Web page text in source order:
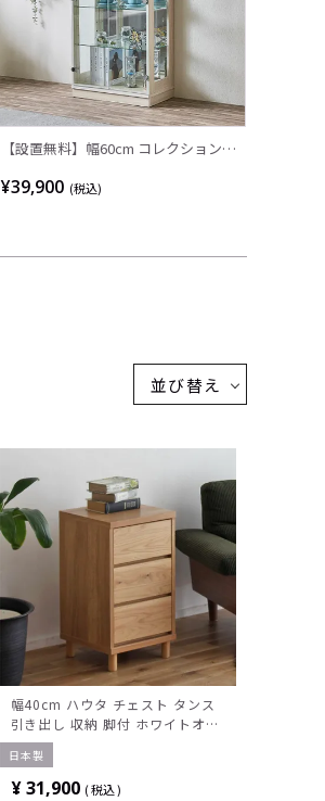
【設置無料】幅60cm コレクションケ
ィギュアケース おしゃれ ディスプレ
¥39,900 (税込)
並び替え
幅40cm ハウタ チェスト タンス
引き出し 収納 脚付 ホワイトオー
ク 無垢材 日本製 国産 ナチュラル
日本製
¥ 31,900 税込